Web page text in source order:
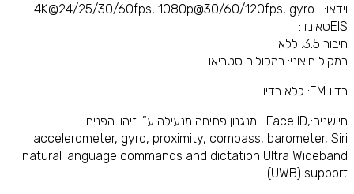
וידאו: 4K@24/25/30/60fps, 1080p@30/60/120fps, gyro-
EISסאונד:
חיבור 3.5: ללא
רמקול חיצוני: רמקולים סטריאו
רדיו FM: ללא רדיו
חיישנים:,Face ID- מנגנון פתיחה מנעילה ע”י זיהוי הפנים
accelerometer, gyro, proximity, compass, barometer, Siri
natural language commands and dictation Ultra Wideband
(UWB) support